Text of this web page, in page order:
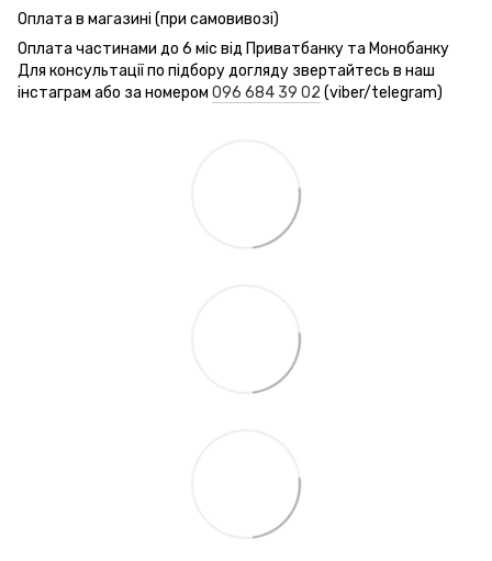
Оплата в магазині (при самовивозі)
Оплата частинами до 6 міс від Приватбанку та Монобанку
Для консультації по підбору догляду звертайтесь в наш
інстаграм або за номером 096 684 39 02 (viber/telegram)